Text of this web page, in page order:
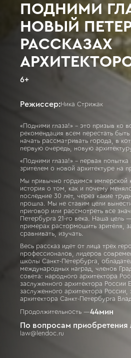
ПОДНИМИ
НОВЫЙ
РАССКАЗАХ
6+
Режиссер:Ника Стрижак
«Подними глаза!» - это призыв ко
рекомендация всем перестать
начать рассматривать города, в
первую очередь, новую
«Подними глаза!» - первая
зрителем о новой архитектуре на
Мы привычно гордимся имперской
история о том, как и почему
последние 30 лет, через какие
прошла. Мы не ставим цели
приговор или рассмотреть все
Петербурга 21-го века. Наша цель
примерах растормошить зрителя,
сравнивать, изучать.
Весь рассказ идет от лица трех
профессионалов, лидеров
школы Санкт-Петербурга,
международных наград, членов
совета: народного архитектора
заслуженного архитектора России
заслуженного архитектора России,
архитектора Санкт-Петербурга
Продолжительность —44мин
По вопросам приобретения
law@lendoc.ru